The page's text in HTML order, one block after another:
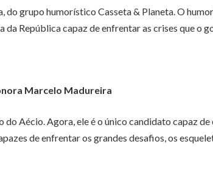
grupo humorístico Casseta & Planeta. O
República capaz de enfrentar as crises que o
Marcelo Madureira
Aécio. Agora, ele é o único candidato capaz
de enfrentar os grandes desafios, os